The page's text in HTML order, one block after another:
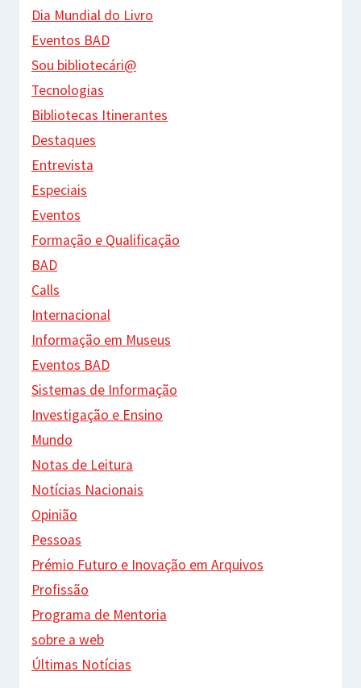
Dia Mundial do Livro
Eventos BAD
Sou bibliotecári@
Tecnologias
Bibliotecas Itinerantes
Destaques
Entrevista
Especiais
Eventos
Formação e Qualificação
BAD
Calls
Internacional
Informação em Museus
Eventos BAD
Sistemas de Informação
Investigação e Ensino
Mundo
Notas de Leitura
Notícias Nacionais
Opinião
Pessoas
Prémio Futuro e Inovação em Arquivos
Profissão
Programa de Mentoria
sobre a web
Últimas Notícias